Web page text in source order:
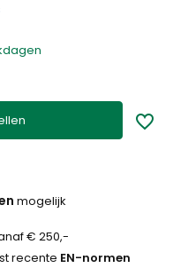
mogelijk
€ 250,-
recente EN-normen